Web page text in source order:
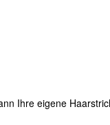
Ihre eigene